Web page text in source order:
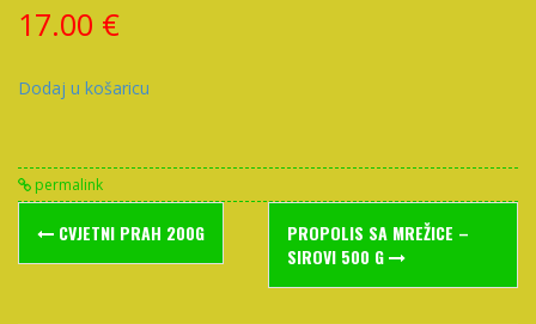
17.00 €
Dodaj u košaricu
permalink
Post
navigation
CVJETNI PRAH 200G
PROPOLIS SA MREŽICE –
SIROVI 500 G